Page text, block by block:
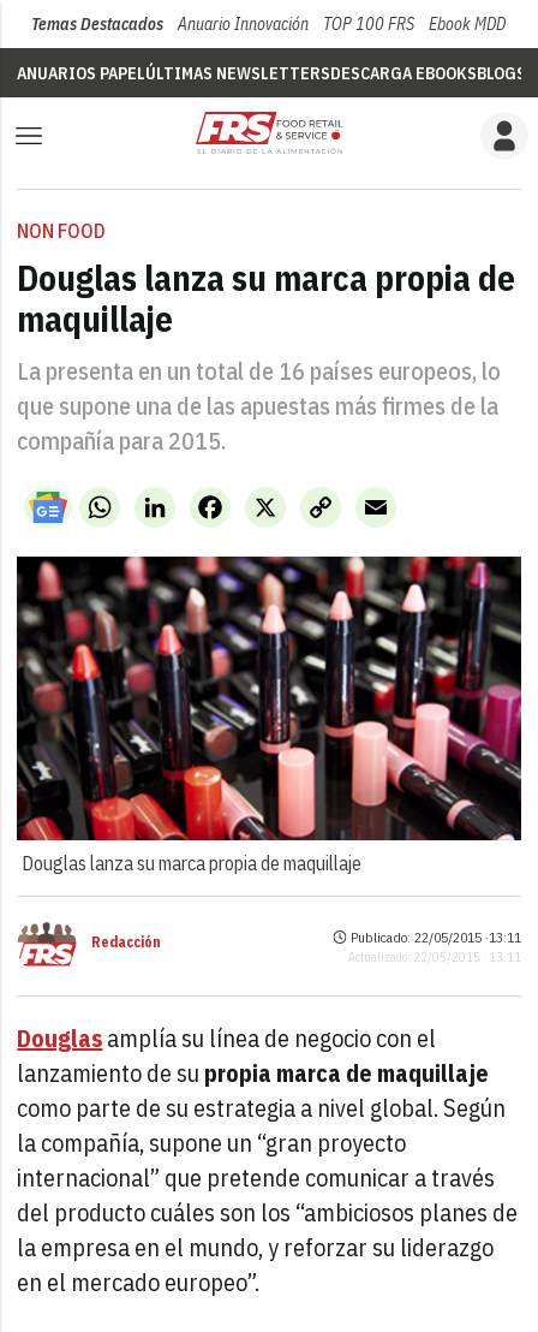
Temas Destacados Anuario Innovación TOP 100 FRS Ebook MDD
ANUARIOS PAPELÚLTIMAS NEWSLETTERSDESCARGA EBOOKSBLOGS
NON FOOD
Douglas lanza su marca propia de
maquillaje
La presenta en un total de 16 países europeos, lo
que supone una de las apuestas más firmes de la
compañía para 2015.
WhatsAppLinkedIn X
Facebook
Copy
Link
Email
Douglas lanza su marca propia de maquillaje
Redacción Publicado: 22/05/2015 ·13:11
Actualizado: 22/05/2015 · 13:11
Douglasamplía su línea de negocio con el
lanzamiento de su propia marca de maquillaje
como parte de su estrategia a nivel global. Según
la compañía, supone un “gran proyecto
internacional” que pretende comunicar a través
del producto cuáles son los “ambiciosos planes de
la empresa en el mundo, y reforzar su liderazgo
en el mercado europeo”.